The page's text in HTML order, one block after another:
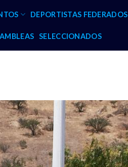
DEPORTISTAS FEDERADOS
SELECCIONADOS